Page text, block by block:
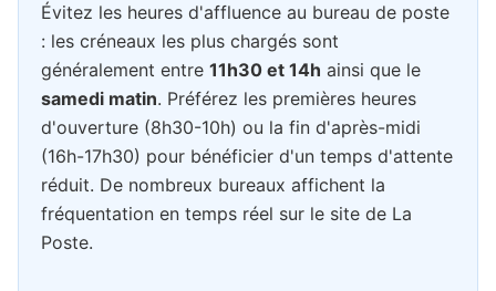
Évitez les heures d'affluence au bureau de poste
: les créneaux les plus chargés sont
généralement entre 11h30 et 14h ainsi que le
samedi matin. Préférez les premières heures
d'ouverture (8h30-10h) ou la fin d'après-midi
(16h-17h30) pour bénéficier d'un temps d'attente
réduit. De nombreux bureaux affichent la
fréquentation en temps réel sur le site de La
Poste.